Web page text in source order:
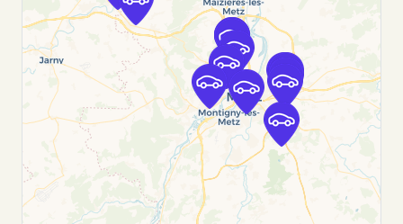
Voir l'agence
Free2Move Rent - GARAGE COLIN - SCY-
CHAZELLES (C)
5.2
km
60 VOIE DE LA LIBERTE
SCY-CHAZELLES, 57160
Voir l'agence